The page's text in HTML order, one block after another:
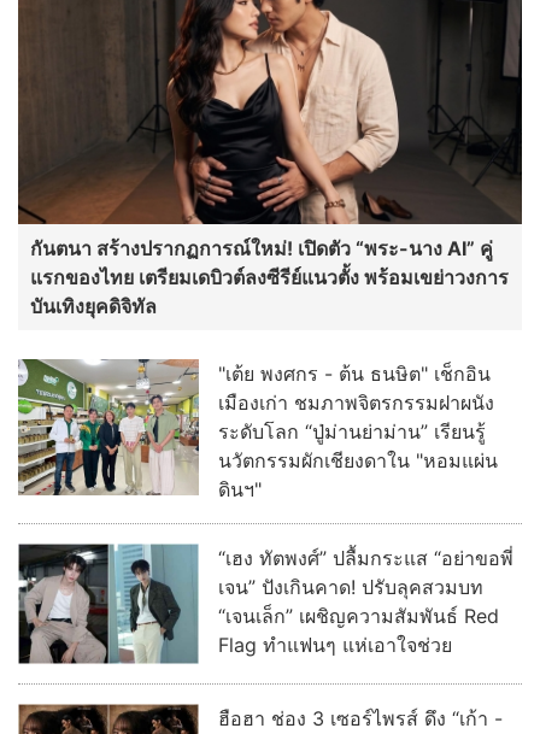
กันตนา สร้างปรากฏการณ์ใหม่! เปิดตัว “พระ-นาง AI” คู่
แรกของไทย เตรียมเดบิวต์ลงซีรีย์แนวตั้ง พร้อมเขย่าวงการ
บันเทิงยุคดิจิทัล
"เต้ย พงศกร - ต้น ธนษิต" เช็กอิน
เมืองเก่า ชมภาพจิตรกรรมฝาผนัง
ระดับโลก “ปู่ม่านย่าม่าน” เรียนรู้
นวัตกรรมผักเชียงดาใน "หอมแผ่น
ดินฯ"
“เฮง ทัตพงศ์” ปลื้มกระแส “อย่าขอพี่
เจน” ปังเกินคาด! ปรับลุคสวมบท
“เจนเล็ก” เผชิญความสัมพันธ์ Red
Flag ทำแฟนๆ แห่เอาใจช่วย
ฮือฮา ช่อง 3 เซอร์ไพรส์ ดึง “เก้า -